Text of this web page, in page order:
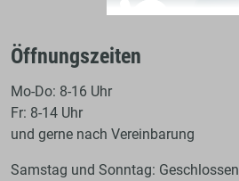
Öffnungszeiten
Mo-Do: 8-16 Uhr
Fr: 8-14 Uhr
und gerne nach Vereinbarung
Samstag und Sonntag: Geschlossen